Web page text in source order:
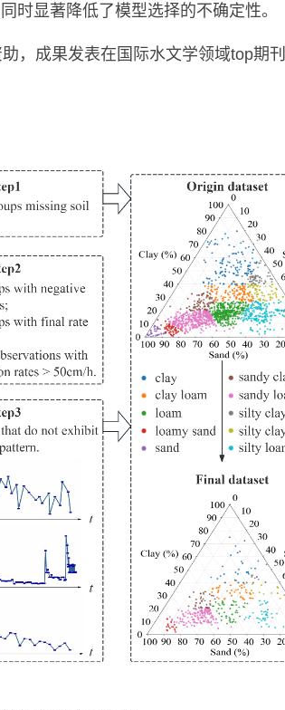
时显著降低了模型选择的不确定性。
， 成果发表在 国际水文学领域top期刊